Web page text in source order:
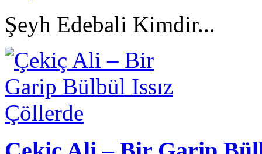
Şeyh Edebali Kimdir...